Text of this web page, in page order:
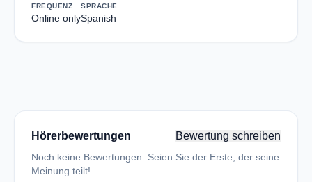
FREQUENZ
Online only
SPRACHE
Spanish
Hörerbewertungen Bewertung schreiben
Noch keine Bewertungen. Seien Sie der Erste, der seine
Meinung teilt!